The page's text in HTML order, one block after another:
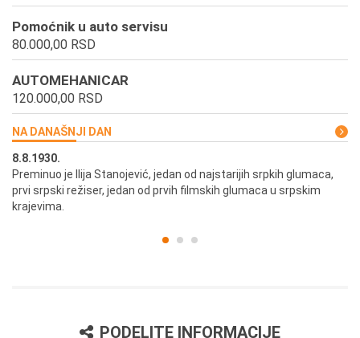
Pomoćnik u auto servisu
80.000,00 RSD
AUTOMEHANICAR
120.000,00 RSD
NA DANAŠNJI DAN
8.8.1930.
Preminuo je Ilija Stanojević, jedan od najstarijih srpkih glumaca,
prvi srpski režiser, jedan od prvih filmskih glumaca u srpskim
krajevima.
PODELITE INFORMACIJE